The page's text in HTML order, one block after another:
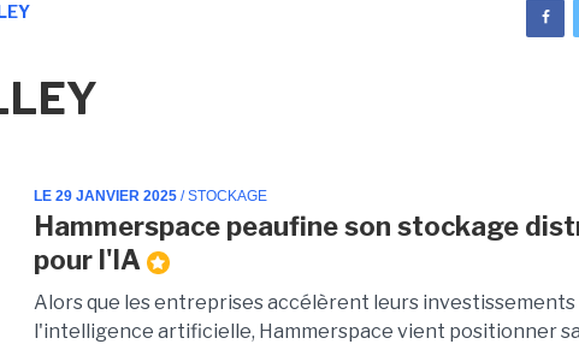
LE 29 JANVIER 2025 / STOCKAGE
Hammerspace peaufine son stockage
pour l'IA
Alors que les entreprises accélèrent leurs investissements
l'intelligence artificielle, Hammerspace vient positionner